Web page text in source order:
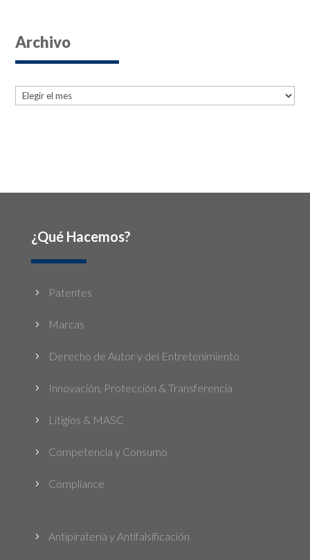
Archivo
Archives
¿Qué Hacemos?
5 Patentes
5 Marcas
5 Derecho de Autor y del Entretenimiento
5 Innovación, Protección & Transferencia
5 Litigios & MASC
5 Competencia y Consumo
5 Compliance
5 Antipiratería y Antifalsificación